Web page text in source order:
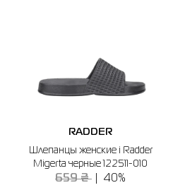
RADDER
Шлепанцы женские і Radder
Migerta черные 122511-010
659 ₴ 40%